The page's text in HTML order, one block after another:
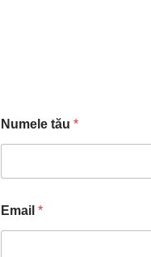
u
a
a
?
p
Numele tău*
Email*